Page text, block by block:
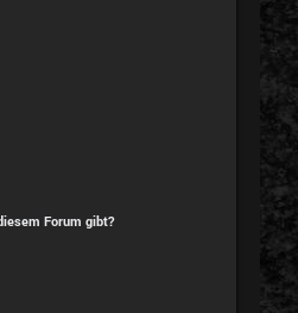
Forum gibt?